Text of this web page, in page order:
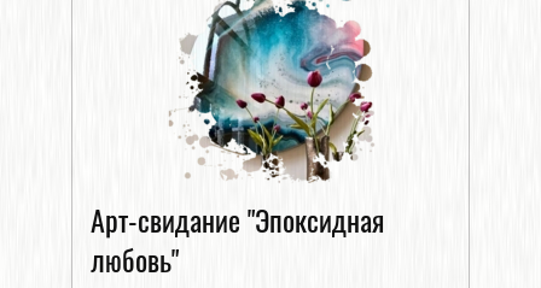
Арт-свидание "Эпоксидная
любовь"